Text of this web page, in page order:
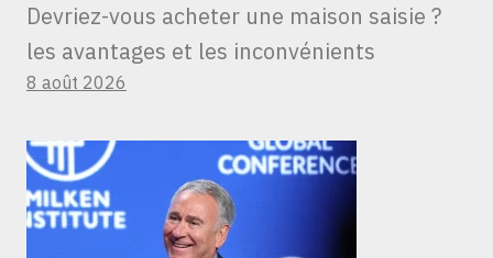
Devriez-vous acheter une maison saisie ?
les avantages et les inconvénients
8 août 2026